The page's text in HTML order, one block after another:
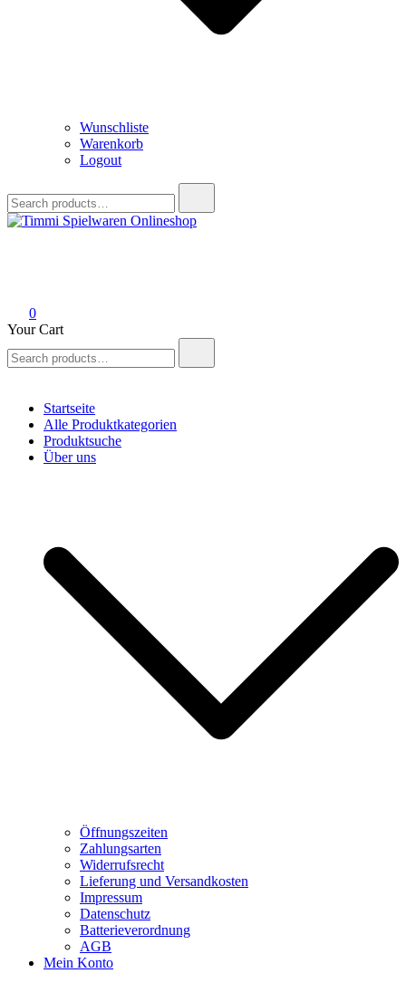
Wunschliste
Warenkorb
Logout
for:
0
Your Cart
for:
Startseite
Alle Produktkategorien
Produktsuche
Über uns
Öffnungszeiten
Zahlungsarten
Widerrufsrecht
Lieferung und Versandkosten
Impressum
Datenschutz
Batterieverordnung
AGB
Mein Konto